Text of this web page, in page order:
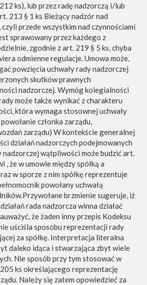
ks), lub przez radę nadzorczą i/lub
213 § 1 ks Bieżący nadzór nad
czyli przede wszystkim nad czynnościami
sprawowany przez każdego z
zgodnie z art. 219 § 5 ks, chyba
odmienne regulacje. Umowa może,
powzięcia uchwały rady nadzorczej
skutków prawnych
nadzorczej. Wymóg kolegialności
może także wynikać z charakteru
która wymaga stosownej uchwały
członka zarządu,
zarządu) W kontekście generalnej
działań nadzorczych podejmowanych
nadzorczej wątpliwości może budzić art.
, że w umowie między spółką a
w sporze z nim spółkę reprezentuje
powołany uchwałą
brzmienie sugeruje, iż
rada nadzorcza winna działać
że żaden inny przepis Kodeksu
uściśla sposobu reprezentacji rady
za spółkę. Interpretacja literalna
daleko idąca i stwarzająca zbyt wiele
Nie sposób przy tym stosować w
ks określającego reprezentację
Należy się zatem opowiedzieć za